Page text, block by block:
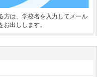
方は、学校名を入力してメール
出しします。